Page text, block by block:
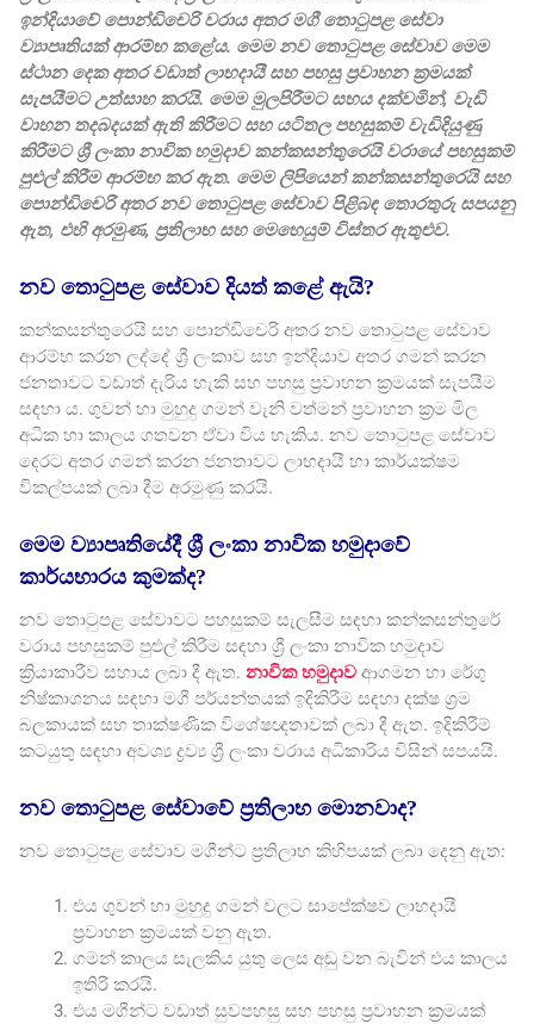
ඉන්දියාවේ පොන්ඩිචෙරි වරාය අතර මගී තොටුපළ සේවා
ව්‍යාපෘතියක් ආරම්භ කළේය. මෙම නව තොටුපළ සේවාව මෙම
ස්ථාන දෙක අතර වඩාත් ලාභදායී සහ පහසු ප්‍රවාහන ක්‍රමයක්
සැපයීමට උත්සාහ කරයි. මෙම මුලපිරීමට සහය දක්වමින්, වැඩි
වාහන තදබදයක් ඇති කිරීමට සහ යටිතල පහසුකම් වැඩිදියුණු
කිරීමට ශ්‍රී ලංකා නාවික හමුදාව කන්කසන්තුරෙයි වරායේ පහසුකම්
පුළුල් කිරීම ආරම්භ කර ඇත. මෙම ලිපියෙන් කන්කසන්තුරෙයි සහ
පොන්ඩිචෙරි අතර නව තොටුපළ සේවාව පිළිබඳ තොරතුරු සපයනු
ඇත, එහි අරමුණ, ප්‍රතිලාභ සහ මෙහෙයුම් විස්තර ඇතුළුව.
නව තොටුපළ සේවාව දියත් කළේ ඇයි?
කන්කසන්තුරෙයි සහ පොන්ඩිචෙරි අතර නව තොටුපළ සේවාව
ආරම්භ කරන ලද්දේ ශ්‍රී ලංකාව සහ ඉන්දියාව අතර ගමන් කරන
ජනතාවට වඩාත් දැරිය හැකි සහ පහසු ප්‍රවාහන ක්‍රමයක් සැපයීම
සඳහා ය. ගුවන් හා මුහුදු ගමන් වැනි වත්මන් ප්‍රවාහන ක්‍රම මිල
අධික හා කාලය ගතවන ඒවා විය හැකිය. නව තොටුපළ සේවාව
දෙරට අතර ගමන් කරන ජනතාවට ලාභදායී හා කාර්යක්ෂම
විකල්පයක් ලබා දීම අරමුණු කරයි.
මෙම ව්‍යාපෘතියේදී ශ්‍රී ලංකා නාවික හමුදාවේ
කාර්යභාරය කුමක්ද?
නව තොටුපළ සේවාවට පහසුකම් සැලසීම සඳහා කන්කසන්තුරේ
වරාය පහසුකම් පුළුල් කිරීම සඳහා ශ්‍රී ලංකා නාවික හමුදාව
ක්‍රියාකාරීව සහාය ලබා දී ඇත. නාවික හමුදාව ආගමන හා රේගු
නිෂ්කාශනය සඳහා මගී පර්යන්තයක් ඉදිකිරීම සඳහා දක්ෂ ශ්‍රම
බලකායක් සහ තාක්ෂණික විශේෂඥතාවක් ලබා දී ඇත. ඉදිකිරීම්
කටයුතු සඳහා අවශ්‍ය ද්‍රව්‍ය ශ්‍රී ලංකා වරාය අධිකාරිය විසින් සපයයි.
නව තොටුපළ සේවාවේ ප්‍රතිලාභ මොනවාද?
නව තොටුපළ සේවාව මගීන්ට ප්‍රතිලාභ කිහිපයක් ලබා දෙනු ඇත:
එය ගුවන් හා මුහුදු ගමන් වලට සාපේක්ෂව ලාභදායී
ප්‍රවාහන ක්‍රමයක් වනු ඇත.
ගමන් කාලය සැලකිය යුතු ලෙස අඩු වන බැවින් එය කාලය
ඉතිරි කරයි.
එය මගීන්ට වඩාත් සුවපහසු සහ පහසු ප්‍රවාහන ක්‍රමයක්